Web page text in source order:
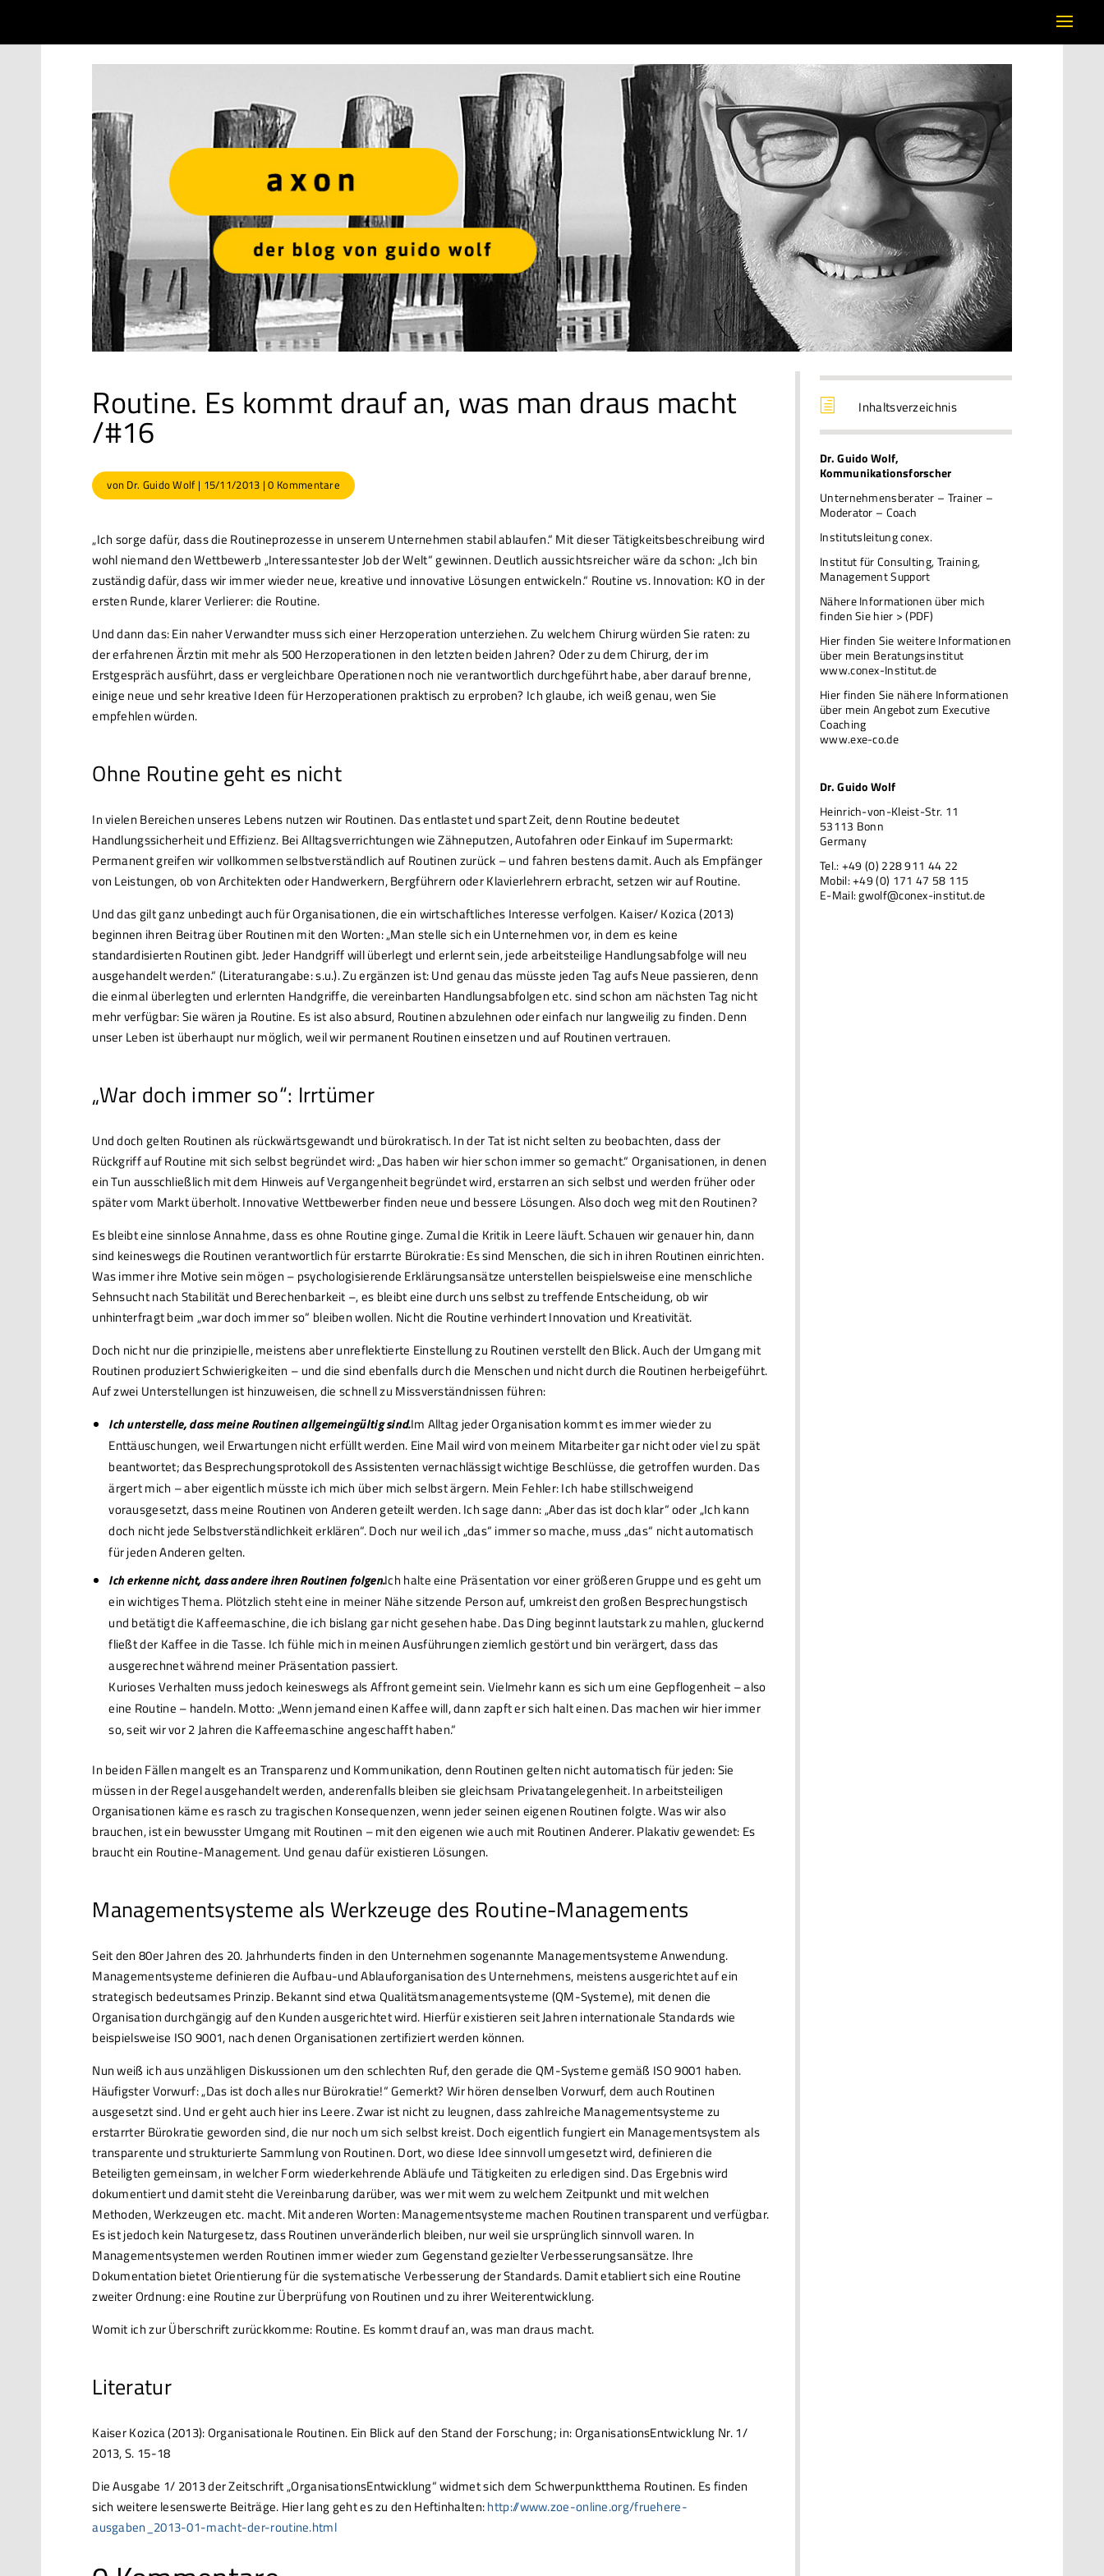
Routine. Es kommt drauf an, was man draus macht
/#16
von Dr. Guido Wolf| 15/11/2013 |0 Kommentare
„Ich sorge dafür, dass die Routineprozesse in unserem Unternehmen stabil ablaufen.“ Mit dieser Tätigkeitsbeschreibung wird
wohl niemand den Wettbewerb „Interessantester Job der Welt“ gewinnen. Deutlich aussichtsreicher wäre da schon: „Ich bin
zuständig dafür, dass wir immer wieder neue, kreative und innovative Lösungen entwickeln.“ Routine vs. Innovation: KO in der
ersten Runde, klarer Verlierer: die Routine.
Und dann das: Ein naher Verwandter muss sich einer Herzoperation unterziehen. Zu welchem Chirurg würden Sie raten: zu
der erfahrenen Ärztin mit mehr als 500 Herzoperationen in den letzten beiden Jahren? Oder zu dem Chirurg, der im
Erstgespräch ausführt, dass er vergleichbare Operationen noch nie verantwortlich durchgeführt habe, aber darauf brenne,
einige neue und sehr kreative Ideen für Herzoperationen praktisch zu erproben? Ich glaube, ich weiß genau, wen Sie
empfehlen würden.
Ohne Routine geht es nicht
In vielen Bereichen unseres Lebens nutzen wir Routinen. Das entlastet und spart Zeit, denn Routine bedeutet
Handlungssicherheit und Effizienz. Bei Alltagsverrichtungen wie Zähneputzen, Autofahren oder Einkauf im Supermarkt:
Permanent greifen wir vollkommen selbstverständlich auf Routinen zurück – und fahren bestens damit. Auch als Empfänger
von Leistungen, ob von Architekten oder Handwerkern, Bergführern oder Klavierlehrern erbracht, setzen wir auf Routine.
Und das gilt ganz unbedingt auch für Organisationen, die ein wirtschaftliches Interesse verfolgen. Kaiser/ Kozica (2013)
beginnen ihren Beitrag über Routinen mit den Worten: „Man stelle sich ein Unternehmen vor, in dem es keine
standardisierten Routinen gibt. Jeder Handgriff will überlegt und erlernt sein, jede arbeitsteilige Handlungsabfolge will neu
ausgehandelt werden.“ (Literaturangabe: s.u.). Zu ergänzen ist: Und genau das müsste jeden Tag aufs Neue passieren, denn
die einmal überlegten und erlernten Handgriffe, die vereinbarten Handlungsabfolgen etc. sind schon am nächsten Tag nicht
mehr verfügbar: Sie wären ja Routine. Es ist also absurd, Routinen abzulehnen oder einfach nur langweilig zu finden. Denn
unser Leben ist überhaupt nur möglich, weil wir permanent Routinen einsetzen und auf Routinen vertrauen.
„War doch immer so“: Irrtümer
Und doch gelten Routinen als rückwärtsgewandt und bürokratisch. In der Tat ist nicht selten zu beobachten, dass der
Rückgriff auf Routine mit sich selbst begründet wird: „Das haben wir hier schon immer so gemacht.“ Organisationen, in denen
ein Tun ausschließlich mit dem Hinweis auf Vergangenheit begründet wird, erstarren an sich selbst und werden früher oder
später vom Markt überholt. Innovative Wettbewerber finden neue und bessere Lösungen. Also doch weg mit den Routinen?
Es bleibt eine sinnlose Annahme, dass es ohne Routine ginge. Zumal die Kritik in Leere läuft. Schauen wir genauer hin, dann
sind keineswegs die Routinen verantwortlich für erstarrte Bürokratie: Es sind Menschen, die sich in ihren Routinen einrichten.
Was immer ihre Motive sein mögen – psychologisierende Erklärungsansätze unterstellen beispielsweise eine menschliche
Sehnsucht nach Stabilität und Berechenbarkeit –, es bleibt eine durch uns selbst zu treffende Entscheidung, ob wir
unhinterfragt beim „war doch immer so“ bleiben wollen. Nicht die Routine verhindert Innovation und Kreativität.
Doch nicht nur die prinzipielle, meistens aber unreflektierte Einstellung zu Routinen verstellt den Blick. Auch der Umgang mit
Routinen produziert Schwierigkeiten – und die sind ebenfalls durch die Menschen und nicht durch die Routinen herbeigeführt.
Auf zwei Unterstellungen ist hinzuweisen, die schnell zu Missverständnissen führen:
Ich unterstelle, dass meine Routinen allgemeingültig sind.Im Alltag jeder Organisation kommt es immer wieder zu
Enttäuschungen, weil Erwartungen nicht erfüllt werden. Eine Mail wird von meinem Mitarbeiter gar nicht oder viel zu spät
beantwortet; das Besprechungsprotokoll des Assistenten vernachlässigt wichtige Beschlüsse, die getroffen wurden. Das
ärgert mich – aber eigentlich müsste ich mich über mich selbst ärgern. Mein Fehler: Ich habe stillschweigend
vorausgesetzt, dass meine Routinen von Anderen geteilt werden. Ich sage dann: „Aber das ist doch klar“ oder „Ich kann
doch nicht jede Selbstverständlichkeit erklären“. Doch nur weil ich „das“ immer so mache, muss „das“ nicht automatisch
für jeden Anderen gelten.
Ich erkenne nicht, dass andere ihren Routinen folgen.Ich halte eine Präsentation vor einer größeren Gruppe und es geht um
ein wichtiges Thema. Plötzlich steht eine in meiner Nähe sitzende Person auf, umkreist den großen Besprechungstisch
und betätigt die Kaffeemaschine, die ich bislang gar nicht gesehen habe. Das Ding beginnt lautstark zu mahlen, gluckernd
fließt der Kaffee in die Tasse. Ich fühle mich in meinen Ausführungen ziemlich gestört und bin verärgert, dass das
ausgerechnet während meiner Präsentation passiert.
Kurioses Verhalten muss jedoch keineswegs als Affront gemeint sein. Vielmehr kann es sich um eine Ge­pflogenheit – also
eine Routine – handeln. Motto: „Wenn jemand einen Kaffee will, dann zapft er sich halt einen. Das machen wir hier immer
so, seit wir vor 2 Jahren die Kaffeemaschine angeschafft haben.“
In beiden Fällen mangelt es an Transparenz und Kommunikation, denn Routinen gelten nicht automatisch für jeden: Sie
müssen in der Regel ausgehandelt werden, anderenfalls bleiben sie gleichsam Privatangelegenheit. In arbeitsteiligen
Organisationen käme es rasch zu tragischen Konsequenzen, wenn jeder seinen eigenen Routinen folgte. Was wir also
brauchen, ist ein bewusster Umgang mit Routinen – mit den eigenen wie auch mit Routinen Anderer. Plakativ gewendet: Es
braucht ein Routine-Management. Und genau dafür existieren Lösungen.
Managementsysteme als Werkzeuge des Routine-Managements
Seit den 80er Jahren des 20. Jahrhunderts finden in den Unternehmen sogenannte Managementsysteme Anwendung.
Managementsysteme definieren die Aufbau-und Ablauforganisation des Unternehmens, meistens ausgerichtet auf ein
strategisch bedeutsames Prinzip. Bekannt sind etwa Qualitätsmanagementsysteme (QM-Systeme), mit denen die
Organisation durchgängig auf den Kunden ausgerichtet wird. Hierfür existieren seit Jahren internationale Standards wie
beispielsweise ISO 9001, nach denen Organisationen zertifiziert werden können.
Nun weiß ich aus unzähligen Diskussionen um den schlechten Ruf, den gerade die QM-Systeme gemäß ISO 9001 haben.
Häufigster Vorwurf: „Das ist doch alles nur Bürokratie!“ Gemerkt? Wir hören denselben Vorwurf, dem auch Routinen
ausgesetzt sind. Und er geht auch hier ins Leere. Zwar ist nicht zu leugnen, dass zahlreiche Managementsysteme zu
erstarrter Bürokratie geworden sind, die nur noch um sich selbst kreist. Doch eigentlich fungiert ein Managementsystem als
transparente und strukturierte Sammlung von Routinen. Dort, wo diese Idee sinnvoll umgesetzt wird, definieren die
Beteiligten gemeinsam, in welcher Form wiederkehrende Abläufe und Tätigkeiten zu erledigen sind. Das Ergebnis wird
dokumentiert und damit steht die Vereinbarung darüber, was wer mit wem zu welchem Zeitpunkt und mit welchen
Methoden, Werkzeugen etc. macht. Mit anderen Worten: Managementsysteme machen Routinen transparent und verfügbar.
Es ist jedoch kein Naturgesetz, dass Routinen unveränderlich bleiben, nur weil sie ursprünglich sinnvoll waren. In
Managementsystemen werden Routinen immer wieder zum Gegen­stand gezielter Verbesserungsansätze. Ihre
Dokumentation bietet Orientierung für die systematische Verbesserung der Standards. Damit etabliert sich eine Routine
zweiter Ordnung: eine Routine zur Überprüfung von Routinen und zu ihrer Weiterentwicklung.
Womit ich zur Überschrift zurückkomme: Routine. Es kommt drauf an, was man draus macht.
Literatur
Kaiser Kozica (2013): Organisationale Routinen. Ein Blick auf den Stand der Forschung; in: OrganisationsEntwicklung Nr. 1/
2013, S. 15-18
Die Ausgabe 1/ 2013 der Zeitschrift „OrganisationsEntwicklung“ widmet sich dem Schwerpunktthema Routinen. Es finden
sich weitere lesenswerte Beiträge. Hier lang geht es zu den Heftinhalten:http://www.zoe-online.org/fruehere-
ausgaben_2013-01-macht-der-routine.html
h Inhaltsverzeichnis
Dr. Guido Wolf,
Kommunikationsforscher
Unternehmensberater – Trainer –
Moderator – Coach
Institutsleitung conex.
Institut für Consulting, Training,
Management Support
Nähere Informationen über mich
finden Sie hier > (PDF)
Hier finden Sie weitere Informationen
über mein Beratungsinstitut
www.conex-Institut.de
Hier finden Sie nähere Informationen
über mein Angebot zum Executive
Coaching
www.exe-co.de
Dr. Guido Wolf
Heinrich-von-Kleist-Str. 11
53113 Bonn
Germany
Tel.: +49 (0) 228 911 44 22
Mobil: +49 (0) 171 47 58 115
E-Mail:gwolf@conex-institut.de